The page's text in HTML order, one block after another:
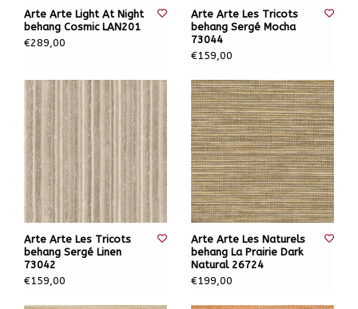
Arte Arte Light At Night
behang Cosmic LAN201
€289,00
Arte Arte Les Tricots
behang Sergé Mocha
73044
€159,00
Arte Arte Les Tricots
behang Sergé Linen
73042
€159,00
Arte Arte Les Naturels
behang La Prairie Dark
Natural 26724
€199,00